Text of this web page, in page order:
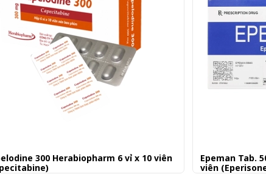
300 Herabiopharm 6 vỉ x 10 viên
Epeman Tab.
viên